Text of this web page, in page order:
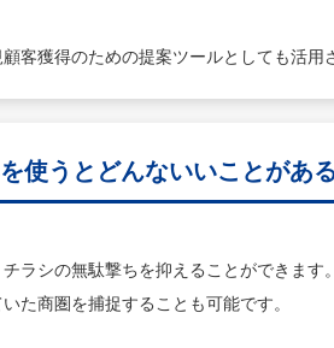
客獲得のための提案ツールとしても活用
使うとどんないいことがあ
ラシの無駄撃ちを抑えることができま
た商圏を捕捉することも可能です。